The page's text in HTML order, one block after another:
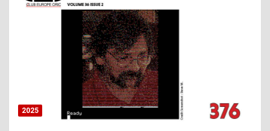
h
i
s
t
o
r
2025